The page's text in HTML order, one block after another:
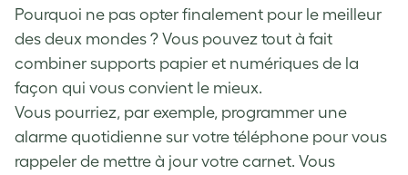
Pourquoi ne pas opter finalement pour le meilleur
des deux mondes ? Vous pouvez tout à fait
combiner supports papier et numériques de la
façon qui vous convient le mieux.
Vous pourriez, par exemple, programmer une
alarme quotidienne sur votre téléphone pour vous
rappeler de mettre à jour votre carnet. Vous